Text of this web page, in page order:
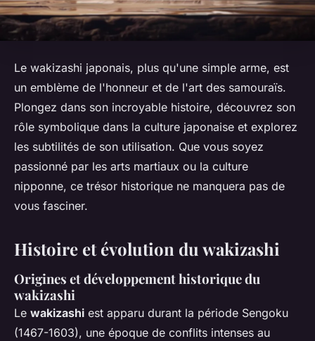
Le wakizashi japonais, plus qu'une simple arme, est
un emblème de l'honneur et de l'art des samouraïs.
Plongez dans son incroyable histoire, découvrez son
rôle symbolique dans la culture japonaise et explorez
les subtilités de son utilisation. Que vous soyez
passionné par les arts martiaux ou la culture
nipponne, ce trésor historique ne manquera pas de
vous fasciner.
Histoire et évolution du wakizashi
Origines et développement historique du
wakizashi
Le wakizashi est apparu durant la période Sengoku
(1467-1603), une époque de conflits intenses au